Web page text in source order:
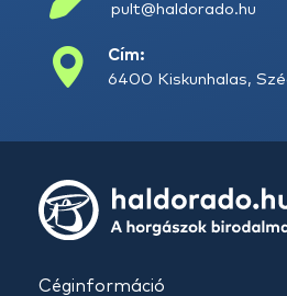
pult@haldorado.hu
Cím:
6400 Kiskunhalas,
Céginformáció